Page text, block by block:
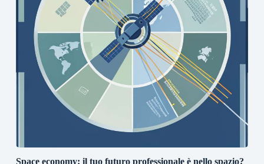
Space economy: il tuo futuro professionale è nello spazio?